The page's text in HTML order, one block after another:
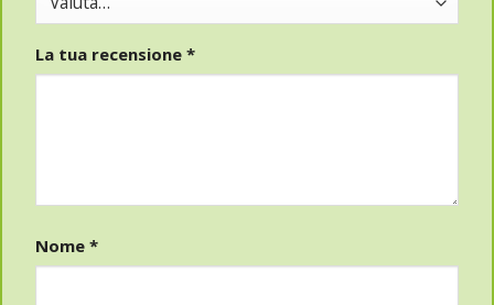
La tua recensione *
Nome *